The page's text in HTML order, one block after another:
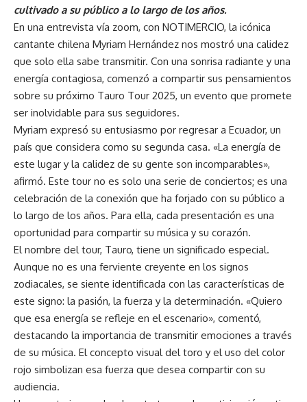
cultivado a su público a lo largo de los años.
En una entrevista vía zoom, con NOTIMERCIO, la icónica
cantante chilena Myriam Hernández nos mostró una calidez
que solo ella sabe transmitir. Con una sonrisa radiante y una
energía contagiosa, comenzó a compartir sus pensamientos
sobre su próximo Tauro Tour 2025, un evento que promete
ser inolvidable para sus seguidores.
Myriam expresó su entusiasmo por regresar a Ecuador, un
país que considera como su segunda casa. «La energía de
este lugar y la calidez de su gente son incomparables»,
afirmó. Este tour no es solo una serie de conciertos; es una
celebración de la conexión que ha forjado con su público a
lo largo de los años. Para ella, cada presentación es una
oportunidad para compartir su música y su corazón.
El nombre del tour, Tauro, tiene un significado especial.
Aunque no es una ferviente creyente en los signos
zodiacales, se siente identificada con las características de
este signo: la pasión, la fuerza y la determinación. «Quiero
que esa energía se refleje en el escenario», comentó,
destacando la importancia de transmitir emociones a través
de su música. El concepto visual del toro y el uso del color
rojo simbolizan esa fuerza que desea compartir con su
audiencia.